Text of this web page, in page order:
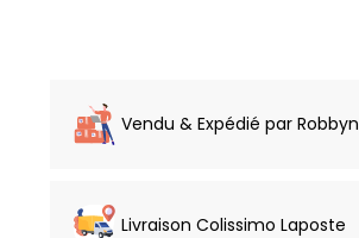
Vendu & Expédié par Robbyn
Livraison Colissimo Laposte